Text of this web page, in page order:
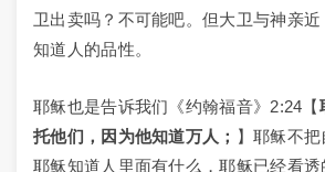
卫出卖吗？不可能吧。但大卫与神亲
知道人的品性。
耶稣也是告诉我们《约翰福音》2:24【
托他们，因为他知道万人； 】耶稣不
耶稣知道人里面有什么，耶稣已经看